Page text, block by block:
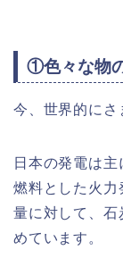
①色々な物
今、世界的にさ
日本の発電は
燃料とした火力
量に対して、
めています。